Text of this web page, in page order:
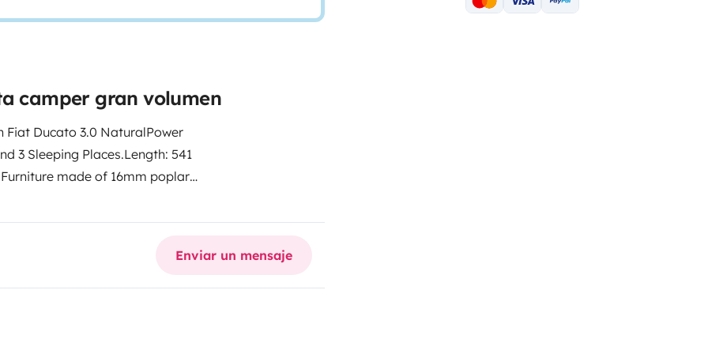
camper gran volumen
Ducato 3.0 NaturalPower
3 Sleeping Places.Length: 541
made of 16mm poplar
a table that converts into a
are 2 upper cabinets with 2
toilet cassette, 60x60cm
the living area and the
90L compressor fridge-
Enviar un mensaje